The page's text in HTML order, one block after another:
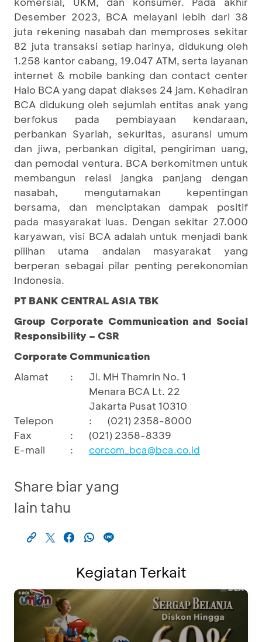
Desember 2023, BCA melayani lebih dari 38
juta rekening nasabah dan memproses sekitar
82 juta transaksi setiap harinya, didukung oleh
1.258 kantor cabang, 19.047 ATM, serta layanan
internet & mobile banking dan contact center
Halo BCA yang dapat diakses 24 jam. Kehadiran
BCA didukung oleh sejumlah entitas anak yang
berfokus pada pembiayaan kendaraan,
perbankan Syariah, sekuritas, asuransi umum
dan jiwa, perbankan digital, pengiriman uang,
dan pemodal ventura. BCA berkomitmen untuk
membangun relasi jangka panjang dengan
nasabah, mengutamakan kepentingan
bersama, dan menciptakan dampak positif
pada masyarakat luas. Dengan sekitar 27.000
karyawan, visi BCA adalah untuk menjadi bank
pilihan utama andalan masyarakat yang
berperan sebagai pilar penting perekonomian
Indonesia.
PT BANK CENTRAL ASIA TBK
Group Corporate Communication and Social
Responsibility – CSR
Corporate Communication
Alamat
:
Jl. MH Thamrin No. 1
Menara BCA Lt. 22
Jakarta Pusat 10310
Telepon
:
(021) 2358-8000
Fax
:
(021) 2358-8339
E-mail
: corcom_bca@bca.co.id
Share biar yang
lain tahu
Kegiatan Terkait